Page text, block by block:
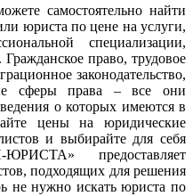
самостоятельно найти
юриста по цене на услуги,
специализации,
право, трудовое
законодательство,
сферы права – все они
о которых имеются в
цены на юридические
и выбирайте для себя
предоставляет
подходящих для решения
не нужно искать юриста по